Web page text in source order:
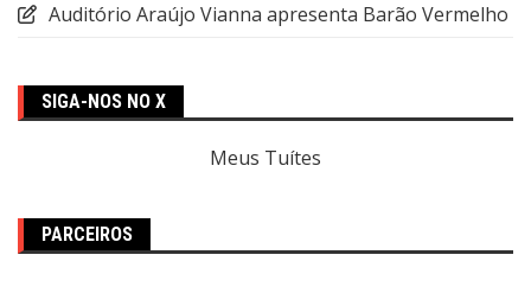
Auditório Araújo Vianna apresenta Barão Vermelho
SIGA-NOS NO X
Meus Tuítes
PARCEIROS